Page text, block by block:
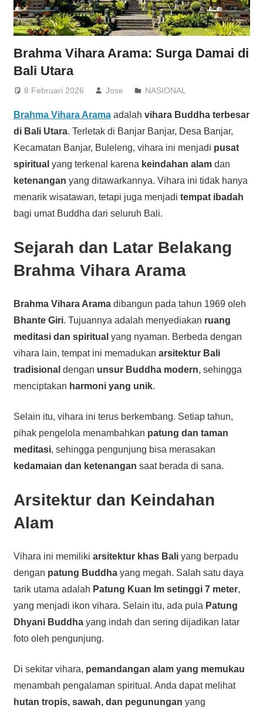
Brahma Vihara Arama: Surga Damai di
Bali Utara
8 Februari 2026 Jose NASIONAL
Brahma Vihara Aramaadalah vihara Buddha terbesar
di Bali Utara. Terletak di Banjar Banjar, Desa Banjar,
Kecamatan Banjar, Buleleng, vihara ini menjadi pusat
spiritual yang terkenal karena keindahan alamdan
ketenangan yang ditawarkannya. Vihara ini tidak hanya
menarik wisatawan, tetapi juga menjadi tempat ibadah
bagi umat Buddha dari seluruh Bali.
Sejarah dan Latar Belakang
Brahma Vihara Arama
Brahma Vihara Aramadibangun pada tahun 1969 oleh
Bhante Giri. Tujuannya adalah menyediakan ruang
meditasi dan spiritual yang nyaman. Berbeda dengan
vihara lain, tempat ini memadukan arsitektur Bali
tradisional dengan unsur Buddha modern, sehingga
menciptakan harmoni yang unik.
Selain itu, vihara ini terus berkembang. Setiap tahun,
pihak pengelola menambahkan patung dan taman
meditasi, sehingga pengunjung bisa merasakan
kedamaian dan ketenangan saat berada di sana.
Arsitektur dan Keindahan
Alam
Vihara ini memiliki arsitektur khas Baliyang berpadu
dengan patung Buddhayang megah. Salah satu daya
tarik utama adalah Patung Kuan Im setinggi 7 meter,
yang menjadi ikon vihara. Selain itu, ada pula Patung
Dhyani Buddhayang indah dan sering dijadikan latar
foto oleh pengunjung.
Di sekitar vihara, pemandangan alam yang memukau
menambah pengalaman spiritual. Anda dapat melihat
hutan tropis, sawah, dan pegunungan yang